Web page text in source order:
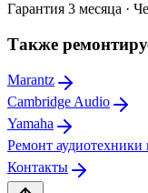
Гарантия 3 месяца ·
Также
Marantz
Cambridge Audio
Yamaha
Ремонт аудиотехники
Контакты